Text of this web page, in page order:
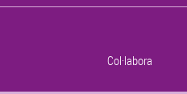
Col·labora